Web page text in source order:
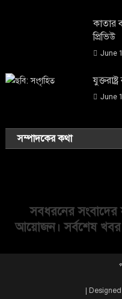
কাতার
প্রিভিউ
June
June
সম্পাদকের কথা
সবধরনের
আয়োজন। সর্বশেষ